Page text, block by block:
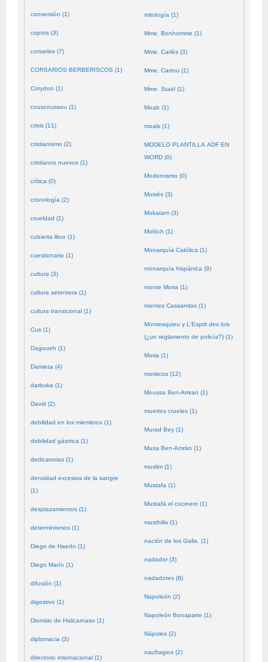
conversión (1)
coptos (3)
corsarios (7)
CORSARIOS BERBERISCOS (1)
Corydon (1)
couscoussou (1)
crisis (11)
cristianismo (2)
cristianos nuevos (1)
crítica (0)
cronología (2)
crueldad (1)
cubierta libro (1)
cuestionario (1)
cultura (3)
cultura setentera (1)
cultura transicional (1)
Cus (1)
Dagoueh (1)
Damieta (4)
darbuka (1)
David (2)
debilidad en los miembros (1)
debilidad gástrica (1)
dedicatorias (1)
densidad excesiva de la sangre
(1)
desplazamientos (1)
determinismos (1)
Diego de Haedo (1)
Diego Marín (1)
difusión (1)
digestivo (1)
Dionisio de Halicarnaso (1)
diplomacia (3)
directorio internacional (1)
mitología (1)
Mme. Bonhomme (1)
Mme. Carlès (3)
Mme. Cartou (1)
Mme. Staël (1)
Moab (1)
moals (1)
MODELO PLANTILLA ADF EN
WORD (0)
Modernismo (0)
Moisés (3)
Mokatam (3)
Molóch (1)
Monarquía Católica (1)
monarquía hispánica (9)
monte Moria (1)
montes Cassanitas (1)
Montesquieu y L'Esprit des lois
(¿un reglamento de policía?) (1)
Moria (1)
moriscos (12)
Moussa Ben-Amran (1)
muertes crueles (1)
Murad Bey (1)
Musa Ben-Amrán (1)
muslim (1)
Mustafa (1)
Mustafá el cocinero (1)
musthilla (1)
nación de los Galla. (1)
nadador (3)
nadadores (8)
Napoleón (2)
Napoleón Bonaparte (1)
Nápoles (2)
naufragios (2)